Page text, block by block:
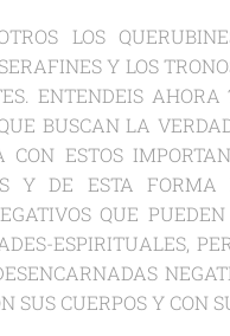
LOS
Y LOS
ENTENDEIS AHORA
BUSCAN LA
ESTOS
Y DE ESTA FORMA
QUE
ESPIRITUALES,
SUS CUERPOS Y CON